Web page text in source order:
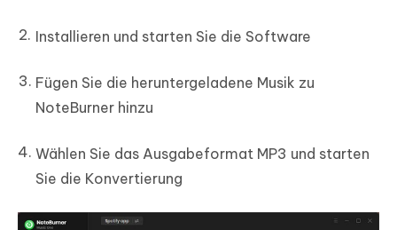
Installieren und starten Sie die Software
Fügen Sie die heruntergeladene Musik zu
NoteBurner hinzu
Wählen Sie das Ausgabeformat MP3 und starten
Sie die Konvertierung